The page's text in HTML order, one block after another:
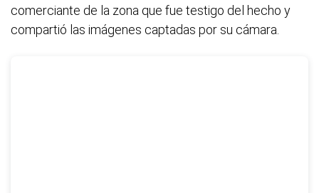
comerciante de la zona que fue testigo del hecho y
compartió las imágenes captadas por su cámara.